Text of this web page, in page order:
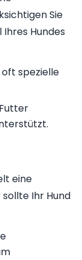
Sie
Hundes
spezielle
eine
Ihr Hund